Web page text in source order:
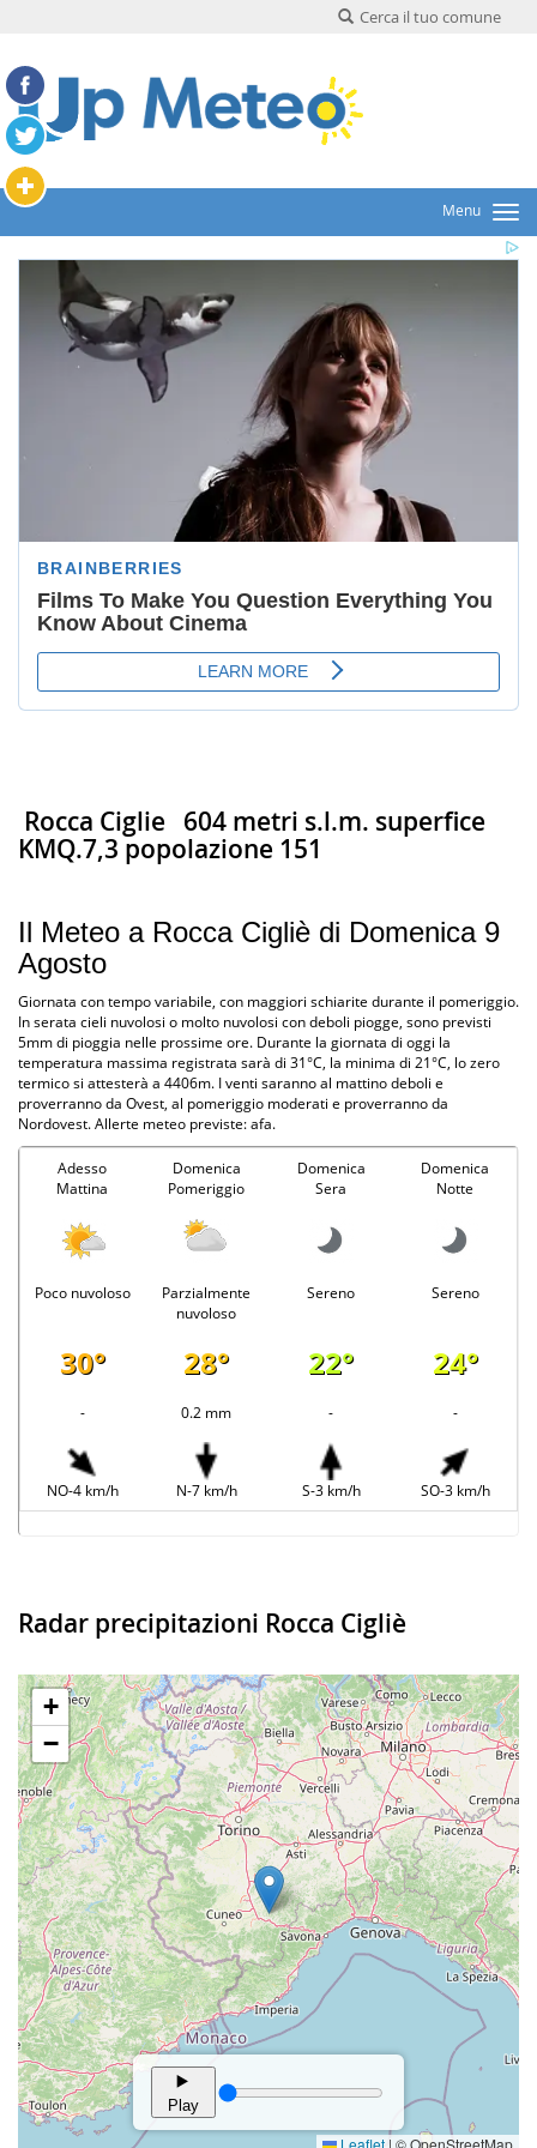
Cerca il tuo comune
Menu
Rocca Ciglie 604 metri s.l.m. superfice
KMQ.7,3 popolazione 151
Il Meteo a Rocca Cigliè di Domenica 9
Agosto
Giornata con tempo variabile, con maggiori schiarite durante il pomeriggio.
In serata cieli nuvolosi o molto nuvolosi con deboli piogge, sono previsti
5mm di pioggia nelle prossime ore. Durante la giornata di oggi la
temperatura massima registrata sarà di 31°C, la minima di 21°C, lo zero
termico si attesterà a 4406m. I venti saranno al mattino deboli e
proverranno da Ovest, al pomeriggio moderati e proverranno da
Nordovest. Allerte meteo previste: afa.
Adesso
Mattina
Domenica
Pomeriggio
Domenica
Sera
Domenica
Notte
Poco nuvoloso
Parzialmente
nuvoloso
Sereno Sereno
30° 28° 22° 24°
- 0.2 mm - -
NO-4 km/h N-7 km/h S-3 km/h SO-3 km/h
Radar precipitazioni Rocca Cigliè